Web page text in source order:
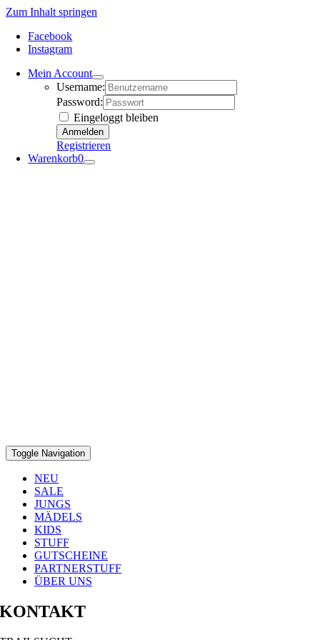
Zum Inhalt springen
Facebook
Instagram
Mein Account
Username:
Password:
Eingeloggt bleiben
Registrieren
Warenkorb0
Toggle Navigation
NEU
SALE
JUNGS
MÄDELS
KIDS
STUFF
GUTSCHEINE
PARTNERSTUFF
ÜBER UNS
KONTAKT